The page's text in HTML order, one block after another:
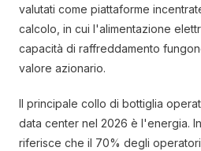
valutati come piattaforme
calcolo, in cui l'alimentazione
capacità di raffreddamento
valore azionario.
Il principale collo di bottiglia
data center nel 2026 è l'energia.
riferisce che il 70% degli